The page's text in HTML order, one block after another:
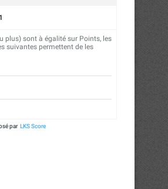
plus) sont à égalité sur Points, les
suivantes permettent de les
par LKS Score